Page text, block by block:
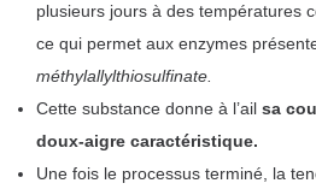
plusieurs jours à des températures
ce qui permet aux enzymes
méthylallylthiosulfinate.
Cette substance donne à l’ail sa
doux-aigre caractéristique.
Une fois le processus terminé, la